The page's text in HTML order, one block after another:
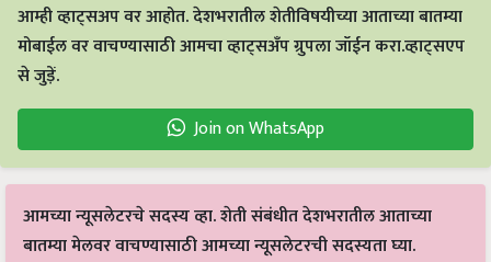
आम्ही व्हाट्सअप वर आहोत. देशभरातील शेतीविषयीच्या आताच्या बातम्या
मोबाईल वर वाचण्यासाठी आमचा व्हाट्सअँप ग्रुपला जॉईन करा.व्हाट्सएप
से जुड़ें.
Join on WhatsApp
आमच्या न्यूसलेटरचे सदस्य व्हा. शेती संबंधीत देशभरातील आताच्या
बातम्या मेलवर वाचण्यासाठी आमच्या न्यूसलेटरची सदस्यता घ्या.